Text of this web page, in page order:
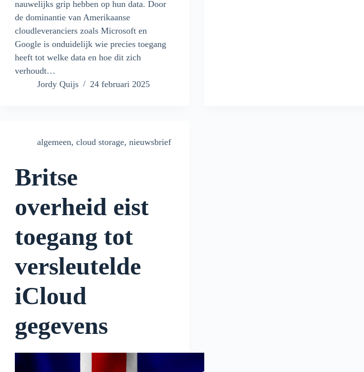
nauwelijks grip hebben op hun data. Door
de dominantie van Amerikaanse
cloudleveranciers zoals Microsoft en
Google is onduidelijk wie precies toegang
heeft tot welke data en hoe dit zich
verhoudt…
Jordy Quijs
24 februari 2025
algemeen, cloud storage, nieuwsbrief
Britse
overheid eist
toegang tot
versleutelde
iCloud
gegevens